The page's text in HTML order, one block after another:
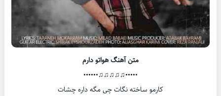
متن آهنگ هواتو دارم
•••••♫♫♫♫♫••••••
کارمو ساخته نگات چی مگه داره چشات